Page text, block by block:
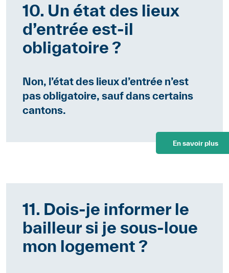
10. Un état des lieux
d’entrée est-il
obligatoire ?
Non, l’état des lieux d’entrée n’est
pas obligatoire, sauf dans certains
cantons.
En savoir plus
11. Dois-je informer le
bailleur si je sous-loue
mon logement ?